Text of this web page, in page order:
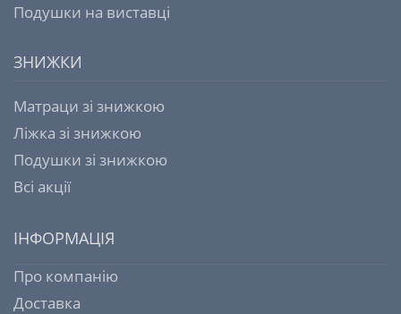
Подушки на виставці
ЗНИЖКИ
Матраци зі знижкою
Ліжка зі знижкою
Подушки зі знижкою
Всі акції
ІНФОРМАЦІЯ
Про компанію
Доставка